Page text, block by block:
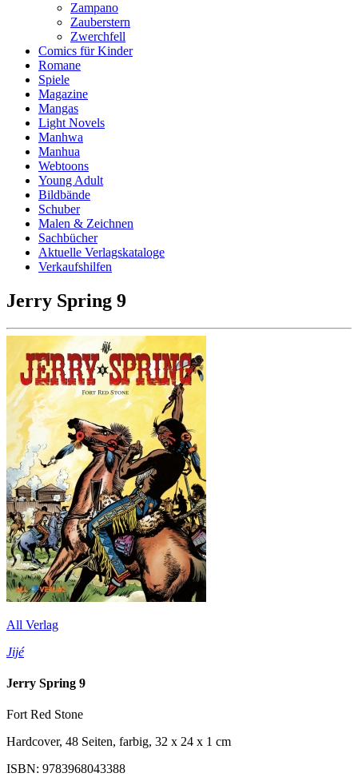
Zampano
Zauberstern
Zwerchfell
Comics für Kinder
Romane
Spiele
Magazine
Mangas
Light Novels
Manhwa
Manhua
Webtoons
Young Adult
Bildbände
Schuber
Malen & Zeichnen
Sachbücher
Aktuelle Verlagskataloge
Verkaufshilfen
Jerry Spring 9
All Verlag
Jijé
Jerry Spring 9
Fort Red Stone
Hardcover, 48 Seiten, farbig, 32 x 24 x 1 cm
ISBN: 9783968043388